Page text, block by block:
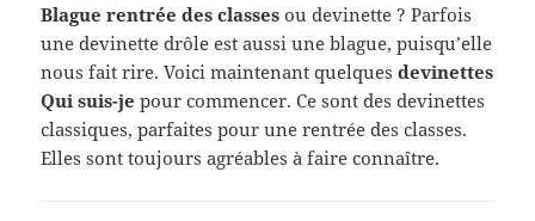
Blague rentrée des classes ou devinette ? Parfois
une devinette drôle est aussi une blague, puisqu’elle
nous fait rire. Voici maintenant quelquesdevinettes
Qui suis-je pour commencer. Ce sont des devinettes
classiques, parfaites pour une rentrée des classes.
Elles sont toujours agréables à faire connaître.